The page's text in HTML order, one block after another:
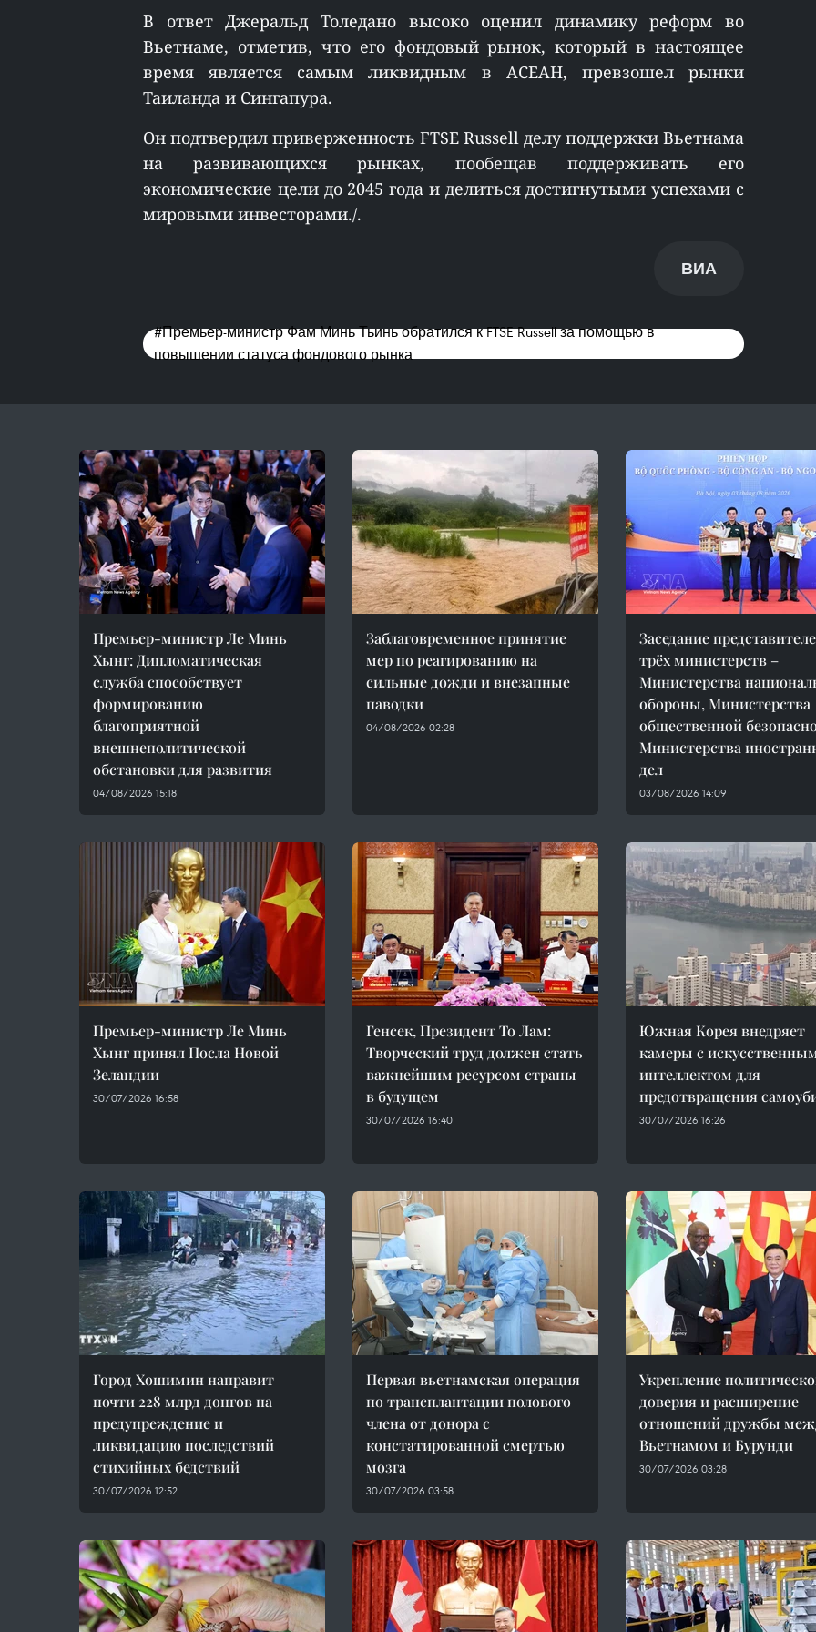
В ответ Джеральд Толедано высоко оценил динамику реформ во
Вьетнаме, отметив, что его фондовый рынок, который в настоящее
время является самым ликвидным в АСЕАН, превзошел рынки
Таиланда и Сингапура.
Он подтвердил приверженность FTSE Russell делу поддержки Вьетнама
на развивающихся рынках, пообещав поддерживать его
экономические цели до 2045 года и делиться достигнутыми успехами с
мировыми инвесторами./.
ВИА
#Премьер-министр Фам Минь Тьинь обратился к FTSE Russell за помощью в
повышении статуса фондового рынка
Премьер-министр Ле Минь
Хынг: Дипломатическая
служба способствует
формированию
благоприятной
внешнеполитической
обстановки для развития
04/08/2026 15:18
Заблаговременное принятие
мер по реагированию на
сильные дожди и внезапные
паводки
04/08/2026 02:28
Заседание
трёх министерств –
Министерства
обороны, Министерства
общественной
Министерства
дел
03/08/2026 14:09
Премьер-министр Ле Минь
Хынг принял Посла Новой
Зеландии
30/07/2026 16:58
Генсек, Президент То Лам:
Творческий труд должен стать
важнейшим ресурсом страны
в будущем
30/07/2026 16:40
Южная Корея внедряет
камеры с
интеллектом для
предотвращения
30/07/2026 16:26
Город Хошимин направит
почти 228 млрд донгов на
предупреждение и
ликвидацию последствий
стихийных бедствий
30/07/2026 12:52
Первая вьетнамская операция
по трансплантации полового
члена от донора с
констатированной смертью
мозга
30/07/2026 03:58
Укрепление
доверия и расширение
отношений дружбы
Вьетнамом и Бурунди
30/07/2026 03:28